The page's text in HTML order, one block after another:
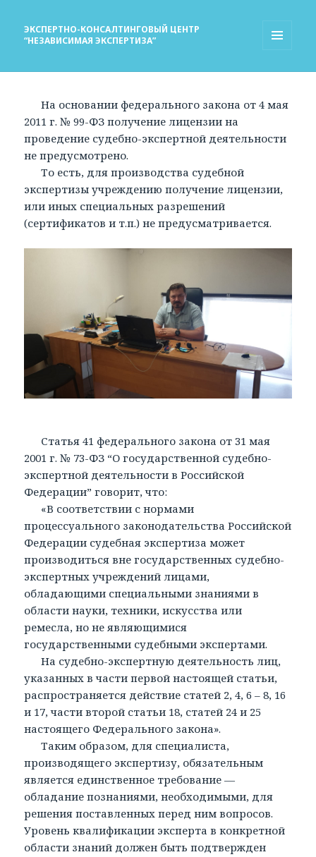
ЭКСПЕРТНО-КОНСАЛТИНГОВЫЙ ЦЕНТР
“НЕЗАВИСИМАЯ ЭКСПЕРТИЗА”
На основании федерального закона от 4 мая
2011 г. № 99-ФЗ получение лицензии на
проведение судебно-экспертной деятельности
не предусмотрено.
То есть, для производства судебной
экспертизы учреждению получение лицензии,
или иных специальных разрешений
(сертификатов и т.п.) не предусматривается.
Статья 41 федерального закона от 31 мая
2001 г. № 73-ФЗ “О государственной судебно-
экспертной деятельности в Российской
Федерации” говорит, что:
«В соответствии с нормами
процессуального законодательства Российской
Федерации судебная экспертиза может
производиться вне государственных судебно-
экспертных учреждений лицами,
обладающими специальными знаниями в
области науки, техники, искусства или
ремесла, но не являющимися
государственными судебными экспертами.
На судебно-экспертную деятельность лиц,
указанных в части первой настоящей статьи,
распространяется действие статей 2, 4, 6 – 8, 16
и 17, части второй статьи 18, статей 24 и 25
настоящего Федерального закона».
Таким образом, для специалиста,
производящего экспертизу, обязательным
является единственное требование —
обладание познаниями, необходимыми, для
решения поставленных перед ним вопросов.
Уровень квалификации эксперта в конкретной
области знаний должен быть подтвержден